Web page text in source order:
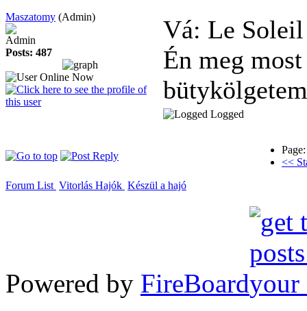
Maszatomy (Admin)
Admin
Posts: 487
Vá: Le
Én meg
Logged
Page:
<<
Forum List Vitorlás Hajók Készül a hajó
Powered by FireBoard